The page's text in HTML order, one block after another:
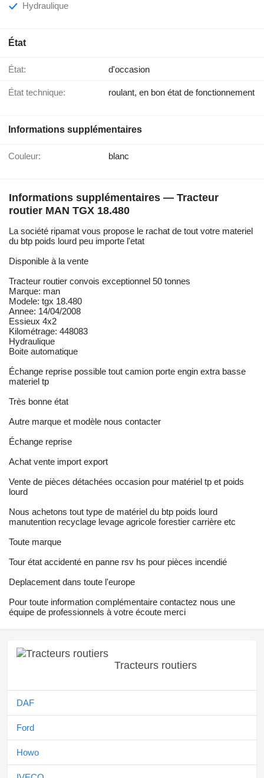
Hydraulique
État
État: d'occasion
État technique: roulant, en bon état de fonctionnement
Informations supplémentaires
Couleur: blanc
Informations supplémentaires — Tracteur
routier MAN TGX 18.480
La société ripamat vous propose le rachat de tout votre materiel
du btp poids lourd peu importe l'etat
Disponible à la vente
Tracteur routier convois exceptionnel 50 tonnes
Marque: man
Modele: tgx 18.480
Annee: 14/04/2008
Essieux 4x2
Kilométrage: 448083
Hydraulique
Boite automatique
Échange reprise possible tout camion porte engin extra basse
materiel tp
Très bonne état
Autre marque et modèle nous contacter
Échange reprise
Achat vente import export
Vente de pièces détachées occasion pour matériel tp et poids
lourd
Nous achetons tout type de matériel du btp poids lourd
manutention recyclage levage agricole forestier carrière etc
Toute marque
Tour état accidenté en panne rsv hs pour pièces incendié
Deplacement dans toute l'europe
Pour toute information complémentaire contactez nous une
équipe de professionnels à votre écoute merci
Tracteurs routiers
DAF
Ford
Howo